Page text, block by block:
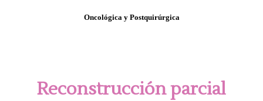
Oncológica y Postquirúrgica
Reconstrucción parcial